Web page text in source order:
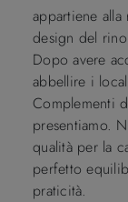
appartiene
design del
Dopo avere
abbellire i
Complementi
presentiamo.
qualità per la
perfetto
praticità.